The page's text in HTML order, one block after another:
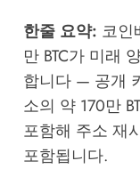
한줄 요약: 코인
만 BTC가 미래
합니다 — 공개
소의 약 170만
포함해 주소 재
포함됩니다.